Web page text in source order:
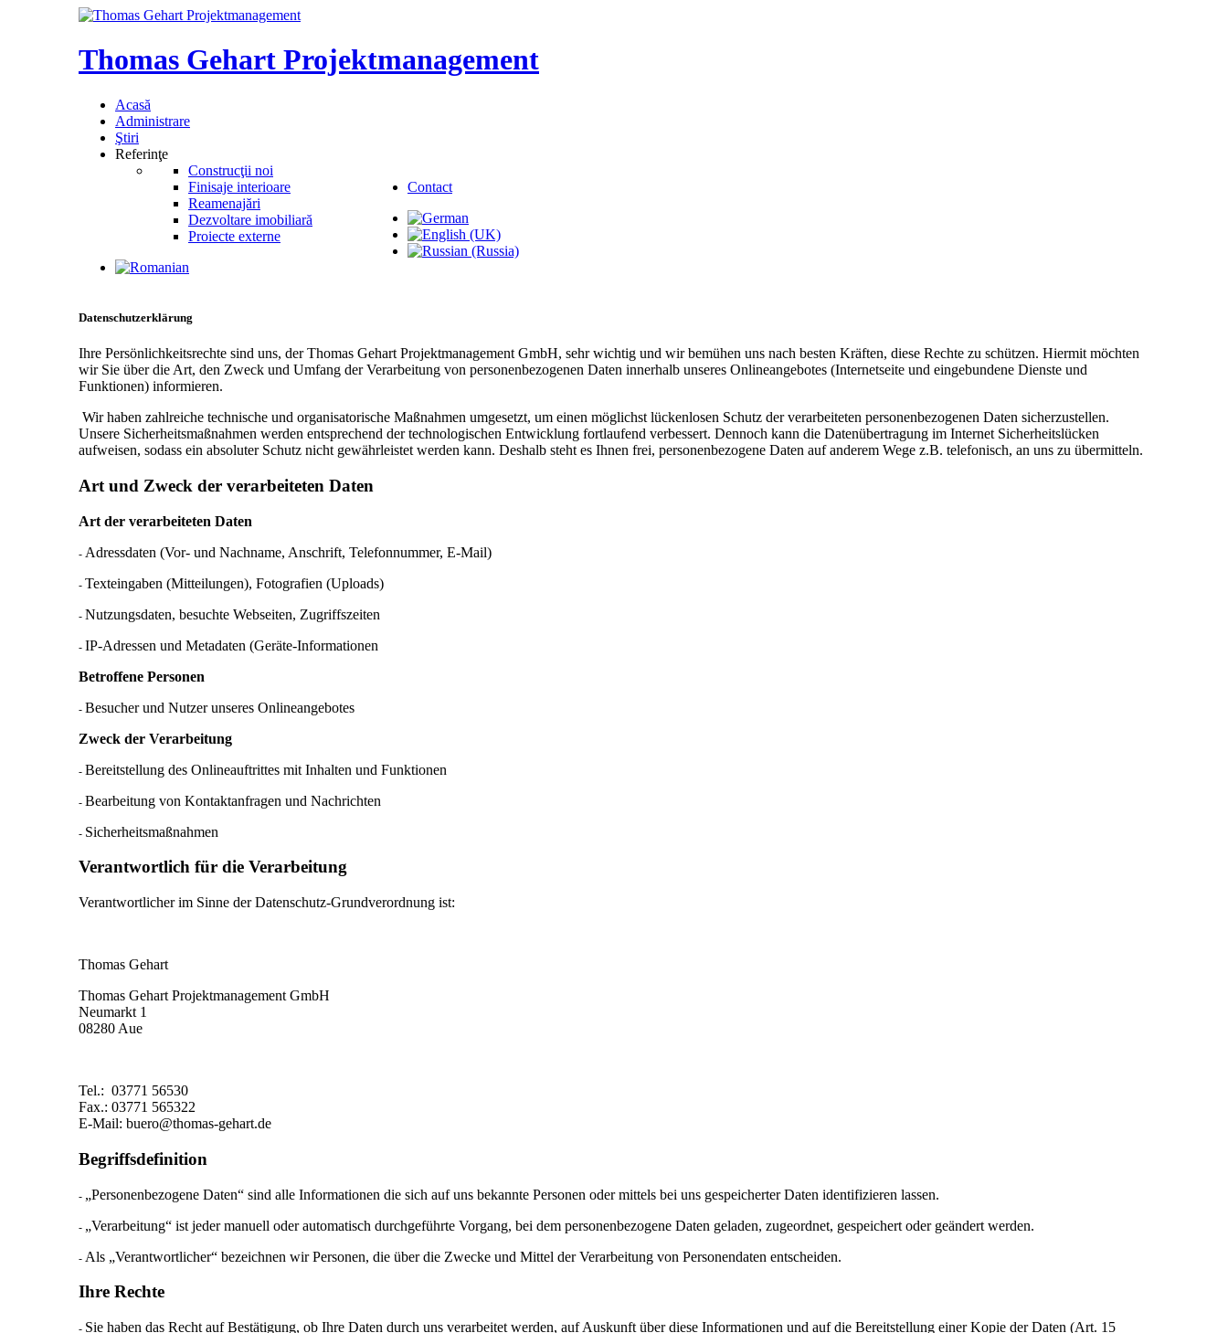
Thomas Gehart Projektmanagement
Acasă
Administrare
Ştiri
Referinţe
Construcţii noi
Finisaje interioare
Reamenajări
Dezvoltare imobiliară
Proiecte externe
Contact
Datenschutzerklärung
Ihre Persönlichkeitsrechte sind uns, der Thomas Gehart Projektmanagement GmbH, sehr wichtig und wir bemühen uns nach besten Kräften, diese Rechte zu schützen. Hiermit möchten
wir Sie über die Art, den Zweck und Umfang der Verarbeitung von personenbezogenen Daten innerhalb unseres Onlineangebotes (Internetseite und eingebundene Dienste und
Funktionen) informieren.
Wir haben zahlreiche technische und organisatorische Maßnahmen umgesetzt, um einen möglichst lückenlosen Schutz der verarbeiteten personenbezogenen Daten sicherzustellen.
Unsere Sicherheitsmaßnahmen werden entsprechend der technologischen Entwicklung fortlaufend verbessert. Dennoch kann die Datenübertragung im Internet Sicherheitslücken
aufweisen, sodass ein absoluter Schutz nicht gewährleistet werden kann. Deshalb steht es Ihnen frei, personenbezogene Daten auf anderem Wege z.B. telefonisch, an uns zu übermitteln.
Art und Zweck der verarbeiteten Daten
Art der verarbeiteten Daten
- Adressdaten (Vor- und Nachname, Anschrift, Telefonnummer, E-Mail)
- Texteingaben (Mitteilungen), Fotografien (Uploads)
- Nutzungsdaten, besuchte Webseiten, Zugriffszeiten
- IP-Adressen und Metadaten (Geräte-Informationen
Betroffene Personen
- Besucher und Nutzer unseres Onlineangebotes
Zweck der Verarbeitung
- Bereitstellung des Onlineauftrittes mit Inhalten und Funktionen
- Bearbeitung von Kontaktanfragen und Nachrichten
- Sicherheitsmaßnahmen
Verantwortlich für die Verarbeitung
Verantwortlicher im Sinne der Datenschutz-Grundverordnung ist:
Thomas Gehart
Thomas Gehart Projektmanagement GmbH
Neumarkt 1
08280 Aue
Tel.: 03771 56530
Fax.: 03771 565322
E-Mail: buero@thomas-gehart.de
Begriffsdefinition
- „Personenbezogene Daten“ sind alle Informationen die sich auf uns bekannte Personen oder mittels bei uns gespeicherter Daten identifizieren lassen.
- „Verarbeitung“ ist jeder manuell oder automatisch durchgeführte Vorgang, bei dem personenbezogene Daten geladen, zugeordnet, gespeichert oder geändert werden.
- Als „Verantwortlicher“ bezeichnen wir Personen, die über die Zwecke und Mittel der Verarbeitung von Personendaten entscheiden.
Ihre Rechte
- Sie haben das Recht auf Bestätigung, ob Ihre Daten durch uns verarbeitet werden, auf Auskunft über diese Informationen und auf die Bereitstellung einer Kopie der Daten (Art. 15